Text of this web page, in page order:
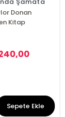
Donan
Kitap
Sepete Ekle